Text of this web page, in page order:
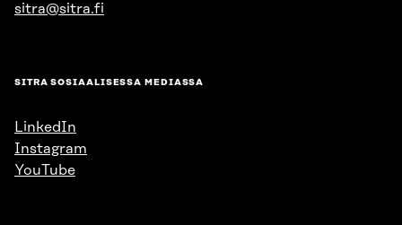
sitra@sitra.fi
SITRA SOSIAALISESSA MEDIASSA
LinkedIn
Instagram
YouTube